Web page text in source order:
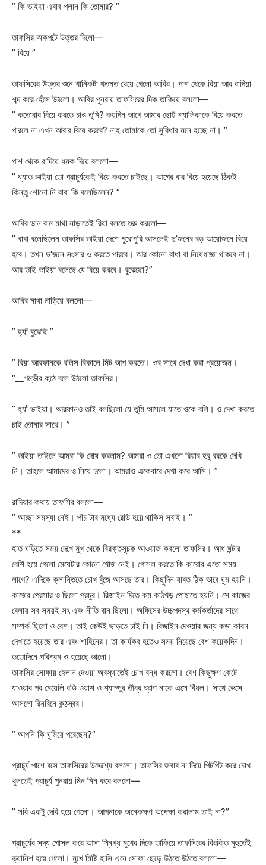
” কি ভাইয়া এবার প্লান কি তোমার? ”
তাফসির অকপটে উত্তর দিলো—
” বিয়ে ”
তাফসিরের উত্তর শুনে খানিকটা থতমত খেয়ে গেলো আবির। পাশ থেকে রিয়া আর রাদিয়া
শব্দ করে হেঁসে উঠলো। আবির পুনরায় তাফসিরের দিক তাকিয়ে বললো—
” কতোবার বিয়ে করতে চাও তুমি? কয়দিন আগে আমার ছোট্ট শ্যালিকাকে বিয়ে করতে
পারলে না এখন আবার বিয়ে করবে? নাহ তোমাকে তো সুবিধার মনে হচ্ছে না। ”
পাশ থেকে রাদিয়ে ধমক দিয়ে বললো—
” ধ্যাত ভাইয়া তো প্রাচুর্যকেই বিয়ে করতে চাইছে। আগের বার বিয়ে হয়েছে ঠিকই
কিন্তু শোনো নি বাবা কি বলেছিলেন? ”
আবির ডান বাম মাথা নাড়াতেই রিয়া বলতে শুরু করলো—
” বাবা বলেছিলেন তাফসির ভাইয়া দেশে পুরোপুরি আসলেই দু’জনের বড় আয়োজনে বিয়ে
হবে। তখন দু’জনে সংসার ও করতে পারবে। আর কোনো বাধা বা নিষেধাজ্ঞা থাকবে না।
আর তাই ভাইয়া বলেছে যে বিয়ে করবে। বুঝেছো?”
আবির মাথা নাড়িয়ে বললো—
” হ্যাঁ বুঝেছি ”
” রিয়া আরফানকে বলিস বিকালে মিট আপ করতে। ওর সাথে দেখা করা প্রয়োজন।
“__গম্ভীর কন্ঠে বলে উঠলো তাফসির।
” হ্যাঁ ভাইয়া। আরফানও তাই বলছিলো যে তুমি আসলে যাতে ওকে বলি। ও দেখা করতে
চাই তোমার সাথে। ”
” ভাইয়া তাইলে আমরা কি দোষ করলাম? আমরা ও তো এখনো রিয়ার হবু বরকে দেখি
নি। তাহলে আমাদের ও নিয়ে চলো। আমরাও একেবারে দেখা করে আসি। ”
রাদিয়ার কথায় তাফসির বললো—
” আচ্ছা সমস্যা নেই। পাঁচ টার মধ্যে রেডি হয়ে থাকিস সবাই। ”
**
হাত ঘড়িতে সময় দেখে মুখ থেকে বিরক্তসূচক আওয়াজ করলো তাফসির। আধ ঘন্টার
বেশি হয়ে গেলো মেয়েটার কোনো খোজ নেই। গোসল করতে কি কারোর এতো সময়
লাগে? এদিকে ক্লান্তিতে চোখ বুঁজে আসছে তার। কিছুদিন যাবত ঠিক ভাবে ঘুম হয়নি।
কাজের প্রেসার ও ছিলো প্রচুর। রিজাইন দিতে কম কাঠখড় পোহাতে হয়নি। সে কাজের
বেলায় সব সময়ই সৎ এবং নীতি বান ছিলো। অফিসের উচ্চপদস্থ কর্মকর্তাদের সাথে
সম্পর্ক ছিলো ও বেশ। তাই কেউই ছাড়তে চাই নি। রিজাইন দেওয়ার জন্য কড়া কারন
দেখাতে হয়েছে তার এবং শাহিনের। তা কার্যকর হতেও সময় নিয়েছে বেশ কয়েকদিন।
ততোদিনে পরিশ্রম ও হয়েছে ভালো।
তাফসির সোফায় হেলান দেওয়া অবস্থাতেই চোখ বন্ধ করলো। বেশ কিছুক্ষণ কেটে
যাওয়ার পর মেয়েলি বডি ওয়াশ ও শ্যাম্পুর তীব্র ঘ্রাণ নাকে এসে বিঁধল। সাথে ভেসে
আসলো রিনরিনে কন্ঠস্বর।
” আপনি কি ঘুমিয়ে পরেছেন?”
প্রাচুর্য পাশে বসে তাফসিরের উদ্দেশ্যে বললো। তাফসির জবাব না দিয়ে পিটপিট করে চোখ
খুলতেই প্রাচুর্য পুনরায় মিন মিন করে বললো—
” সরি একটু দেরি হয়ে গেলো। আপনাকে অনেকক্ষণ অপেক্ষা করালাম তাই না?”
প্রাচুর্যের সদ্য গোসল করে আসা স্নিগ্ধ মুখের দিকে তাকিয়ে তাফসিরের বিরক্তি মুহুর্তেই
ভ্যানিশ হয়ে গেলো। মুখে মিষ্টি হাসি এনে সোফা ছেড়ে উঠতে উঠতে বললো—